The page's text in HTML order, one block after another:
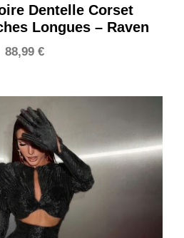
Dentelle Corset
Longues – Raven
88,99 €